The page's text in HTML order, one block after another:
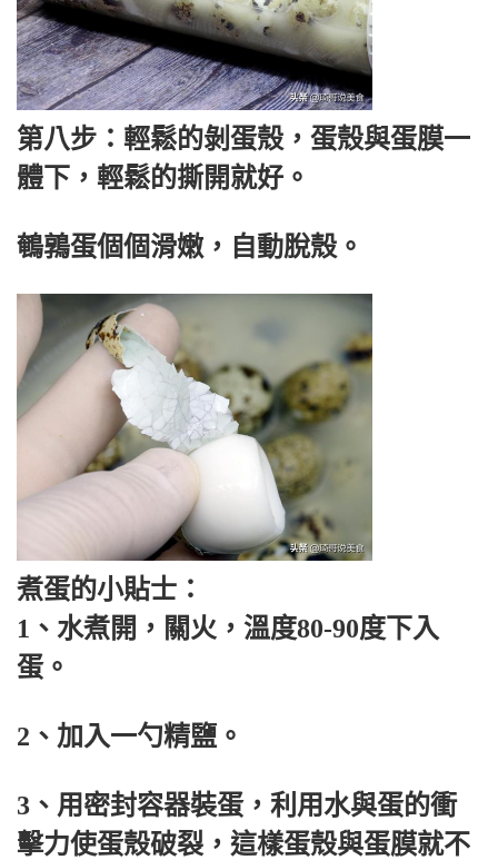
第八步：輕鬆的剝蛋殼，蛋殼與蛋膜一
體下，輕鬆的撕開就好。
鵪鶉蛋個個滑嫩，自動脫殼。
煮蛋的小貼士：
1、水煮開，關火，溫度80-90度下入
蛋。
2、加入一勺精鹽。
3、用密封容器裝蛋，利用水與蛋的衝
擊力使蛋殼破裂，這樣蛋殼與蛋膜就不